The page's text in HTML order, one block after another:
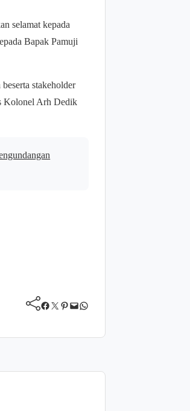
selamat kepada
Bapak Pamuji
stakeholder
Kolonel Arh Dedik
Facebook Twitter Pinterest Mail WhatsApp